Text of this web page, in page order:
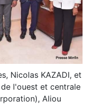
Nicolas KAZADI, et
l'ouest et centrale
Aliou